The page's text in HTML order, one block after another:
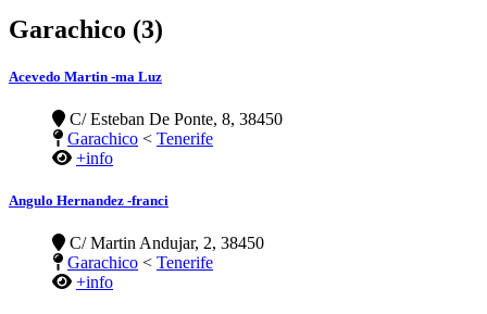
Garachico (3)
Acevedo Martin -ma Luz
C/ Esteban De Ponte, 8, 38450
Garachico < Tenerife
+info
Angulo Hernandez -franci
C/ Martin Andujar, 2, 38450
Garachico < Tenerife
+info